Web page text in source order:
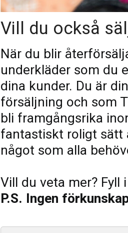
Vill du också
När du blir
underkläder som du
dina kunder. Du är
försäljning och som
bli framgångsrika
fantastiskt roligt sätt
något som alla
Vill du veta mer?
P.S. Ingen